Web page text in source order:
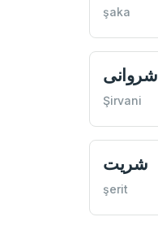
şaka
شروانی
Şirvani
شريت
şerit